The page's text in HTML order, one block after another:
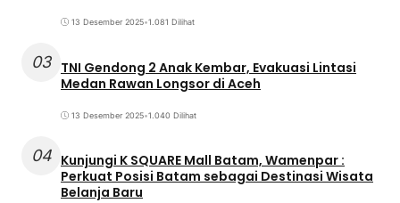
13 Desember 2025•1.081 Dilihat
03 TNI Gendong 2 Anak Kembar, Evakuasi Lintasi
Medan Rawan Longsor di Aceh
13 Desember 2025•1.040 Dilihat
04 Kunjungi K SQUARE Mall Batam, Wamenpar :
Perkuat Posisi Batam sebagai Destinasi Wisata
Belanja Baru